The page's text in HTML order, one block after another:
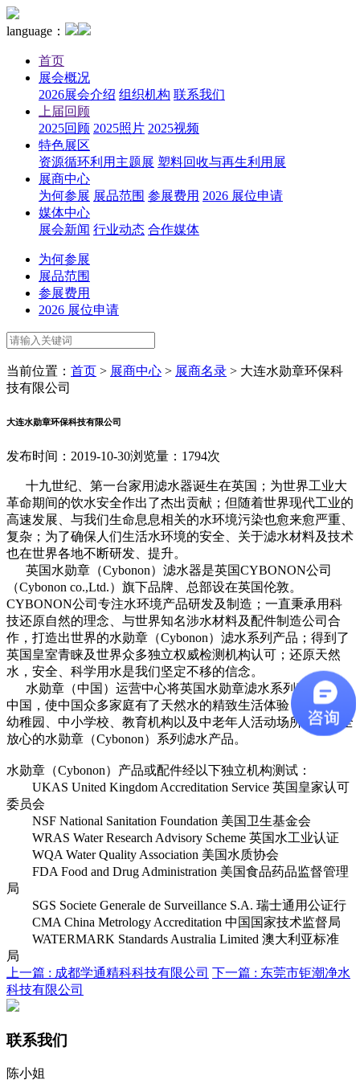
language：
首页
展会概况
2026展会介绍 组织机构 联系我们
上届回顾
2025回顾 2025照片 2025视频
特色展区
资源循环利用主题展 塑料回收与再生利用展
展商中心
为何参展 展品范围 参展费用 2026 展位申请
媒体中心
展会新闻 行业动态 合作媒体
为何参展
展品范围
参展费用
2026 展位申请
当前位置： 首页 > 展商中心 > 展商名录 > 大连水勋章环保科
技有限公司
大连水勋章环保科技有限公司
发布时间：2019-10-30浏览量：1794次
十九世纪、第一台家用滤水器诞生在英国；为世界工业大
革命期间的饮水安全作出了杰出贡献；但随着世界现代工业的
高速发展、与我们生命息息相关的水环境污染也愈来愈严重、
复杂；为了确保人们生活水环境的安全、关于滤水材料及技术
也在世界各地不断研发、提升。
英国水勋章（Cybonon）滤水器是英国CYBONON公司
（Cybonon co.,Ltd.）旗下品牌、总部设在英国伦敦。
CYBONON公司专注水环境产品研发及制造；一直秉承用科
技还原自然的理念、与世界知名涉水材料及配件制造公司合
作，打造出世界的水勋章（Cybonon）滤水系列产品；得到了
英国皇室青睐及世界众多独立权威检测机构认可；还原天然
水，安全、科学用水是我们坚定不移的信念。
水勋章（中国）运营中心将英国水勋章滤水系列产品带入
中国，使中国众多家庭有了天然水的精致生活体验，并为许多
幼稚园、中小学校、教育机构以及中老年人活动场所提供安全
放心的水勋章（Cybonon）系列滤水产品。
水勋章（Cybonon）产品或配件经以下独立机构测试：
UKAS United Kingdom Accreditation Service 英国皇家认可
委员会
NSF National Sanitation Foundation 美国卫生基金会
WRAS Water Research Advisory Scheme 英国水工业认证
WQA Water Quality Association 美国水质协会
FDA Food and Drug Administration 美国食品药品监督管理
局
SGS Societe Generale de Surveillance S.A. 瑞士通用公证行
CMA China Metrology Accreditation 中国国家技术监督局
WATERMARK Standards Australia Limited 澳大利亚标准
局
上一篇 : 成都学通精科科技有限公司 下一篇 : 东莞市钜潮净水
科技有限公司
联系我们
陈小姐